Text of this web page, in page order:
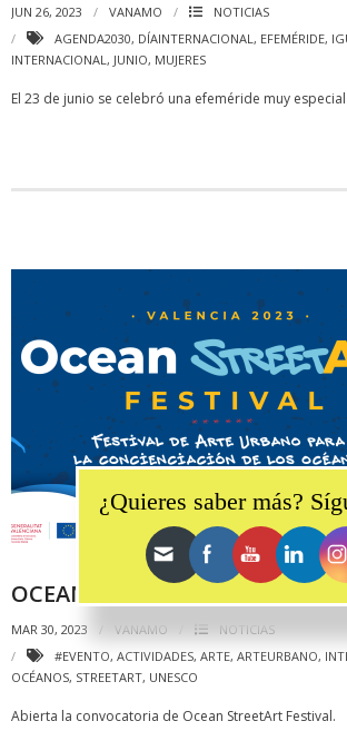
JUN 26, 2023 VANAMO
NOTICIAS
AGENDA2030, DÍAINTERNACIONAL, EFEMÉRIDE,
INTERNACIONAL, JUNIO, MUJERES
El 23 de junio se celebró una efeméride muy
OCEAN STREETART FESTIVAL
MAR 30, 2023 VANAMO
NOTICIAS
#EVENTO, ACTIVIDADES, ARTE, ARTEURBANO,
OCÉANOS, STREETART, UNESCO
Abierta la convocatoria de Ocean StreetArt Festival.
¿Quieres saber más?
Set Youtube Channel ID